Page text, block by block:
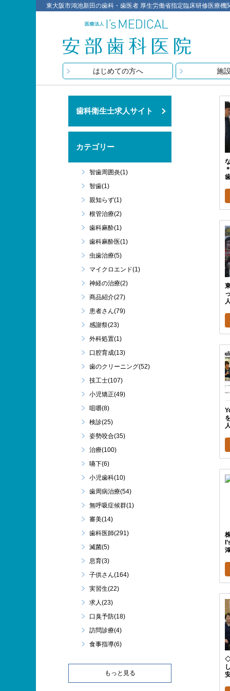
東大阪市鴻池新田の歯科・歯医者 厚生労働省指定臨床研修医療機
はじめての方へ 施
◇
歯科衛生士求人サイト
カテゴリー
智歯周囲炎(1)
智歯(1)
親知らず(1)
根管治療(2)
歯科麻酔(1)
歯科麻酔医(1)
虫歯治療(5)
マイクロエンド(1)
神経の治療(2)
商品紹介(27)
患者さん(79)
感謝祭(23)
外科処置(1)
口腔育成(13)
歯のクリーニング(52)
技工士(107)
小児矯正(49)
咀嚼(8)
検診(25)
姿勢咬合(35)
治療(100)
嚥下(6)
小児歯科(10)
歯周病治療(54)
無呼吸症候群(1)
審美(14)
歯科医師(291)
滅菌(5)
息育(3)
子供さん(164)
実習生(22)
求人(23)
口臭予防(18)
訪問診療(4)
食事指導(6)
もっと見る